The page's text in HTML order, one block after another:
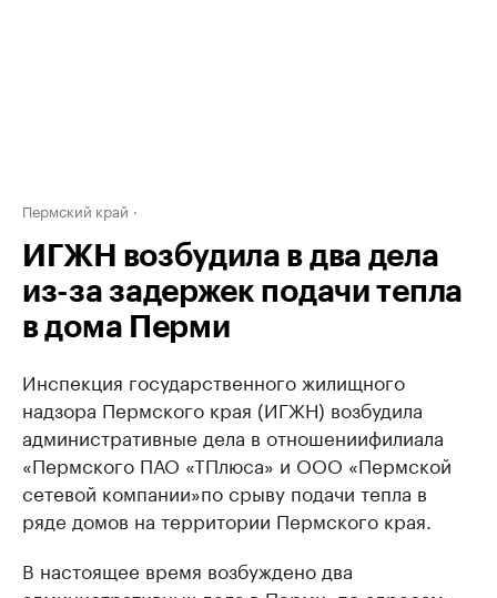
Пермский край
ИГЖН возбудила в два дела
из-за задержек подачи тепла
в дома Перми
Инспекция государственного жилищного
надзора Пермского края (ИГЖН) возбудила
административные дела в отношениифилиала
«Пермского ПАО «ТПлюса» и ООО «Пермской
сетевой компании»по срыву подачи тепла в
ряде домов на территории Пермского края.
В настоящее время возбуждено два